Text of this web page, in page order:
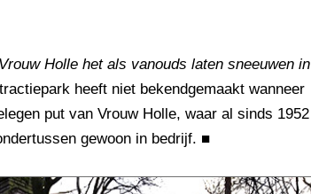
Holle het als vanouds laten sneeuwen in
heeft niet bekendgemaakt wanneer
put van Vrouw Holle, waar al sinds 1952
gewoon in bedrijf. ■